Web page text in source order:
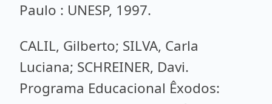
Paulo : UNESP, 1997.
CALIL, Gilberto; SILVA, Carla
Luciana; SCHREINER, Davi.
Programa Educacional Êxodos: